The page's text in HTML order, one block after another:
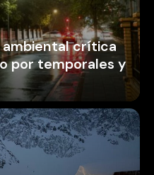
ambiental crítica
por temporales y